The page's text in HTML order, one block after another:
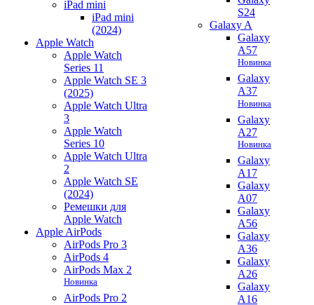
iPad mini
iPad mini
(2024)
Apple Watch
Apple Watch
Series 11
Apple Watch SE 3
(2025)
Apple Watch Ultra
3
Apple Watch
Series 10
Apple Watch Ultra
2
Apple Watch SE
(2024)
Ремешки для
Apple Watch
Apple AirPods
AirPods Pro 3
AirPods 4
AirPods Max 2
Новинка
AirPods Pro 2
S24
Galaxy A
Galaxy
A57
Новинка
Galaxy
A37
Новинка
Galaxy
A27
Новинка
Galaxy
A17
Galaxy
A07
Galaxy
A56
Galaxy
A36
Galaxy
A26
Galaxy
A16